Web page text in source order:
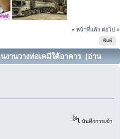
« หน้าที่แล้ว ต่อไป »
พิมพ์
งานวางท่อเคมีใต้อาคาร (อ่าน
บันทึกการเข้า